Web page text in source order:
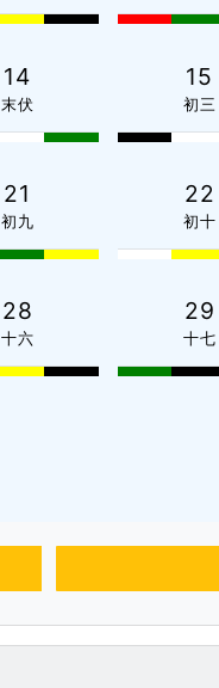
14
末伏
15
初三
21
初九
22
初十
28
十六
29
十七